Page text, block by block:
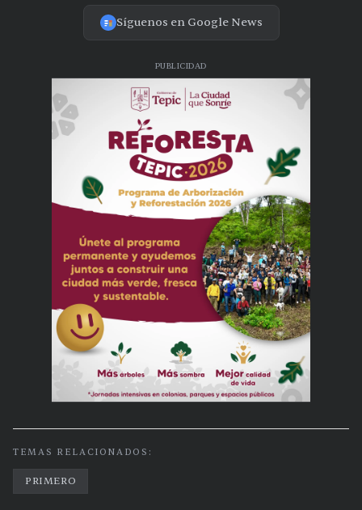
Síguenos en Google News
PUBLICIDAD
TEMAS RELACIONADOS:
PRIMERO